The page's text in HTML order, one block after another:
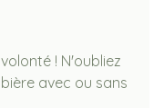
! N'oubliez
avec ou sans